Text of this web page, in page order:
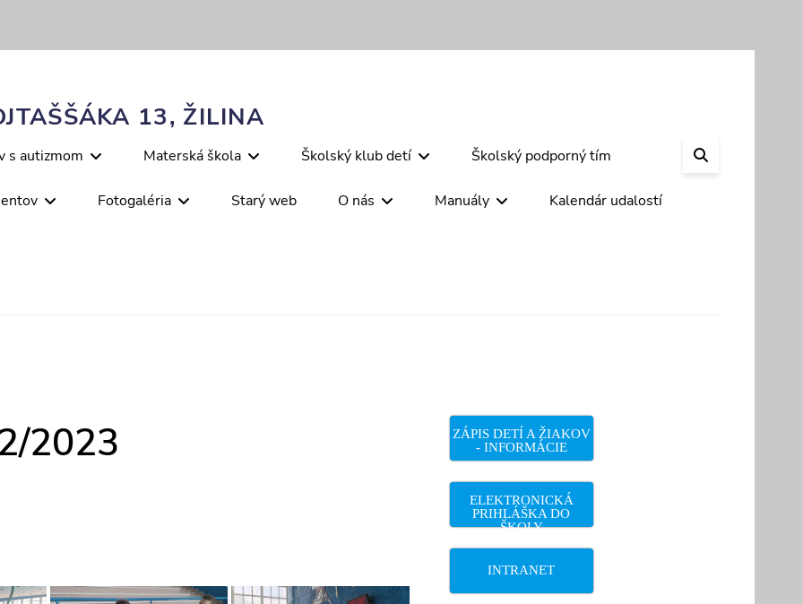
13, ŽILINA
s autizmom Materská škola Školský klub detí Školský podporný tím
Fotogaléria Starý web O nás Manuály Kalendár udalostí
2023
ZÁPIS DETÍ A ŽIAKOV
- INFORMÁCIE
ELEKTRONICKÁ
PRIHLÁŠKA DO
ŠKOLY
INTRANET